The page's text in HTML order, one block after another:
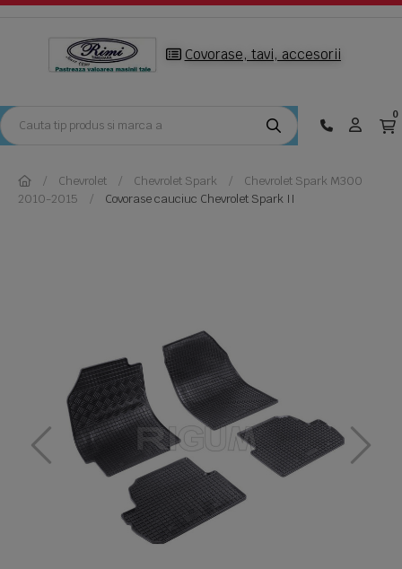
Covorase, tavi, accesorii
0
Chevrolet Chevrolet Spark
Chevrolet Spark M300
2010-2015
Covorase cauciuc Chevrolet Spark II